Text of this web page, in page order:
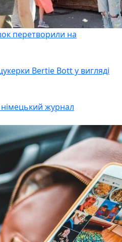
перетворили на
Bertie Bott у вигляді
журнал